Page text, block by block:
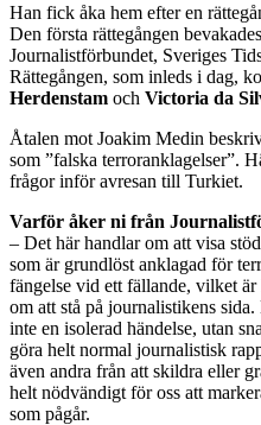
Han fick åka hem efter en
Den första rättegången
Journalistförbundet, Sveriges
Rättegången, som inleds i dag,
Herdenstam och Victoria da
Åtalen mot Joakim Medin
som ”falska terroranklagelser”.
frågor inför avresan till Turkiet.
Varför åker ni från
– Det här handlar om att visa
som är grundlöst anklagad för
fängelse vid ett fällande, vilket
om att stå på journalistikens
inte en isolerad händelse, utan
göra helt normal journalistisk
även andra från att skildra eller
helt nödvändigt för oss att
som pågår.